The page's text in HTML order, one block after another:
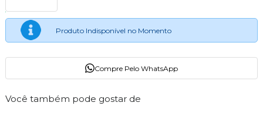
Produto Indisponível no Momento
Compre Pelo WhatsApp
Você também pode gostar de